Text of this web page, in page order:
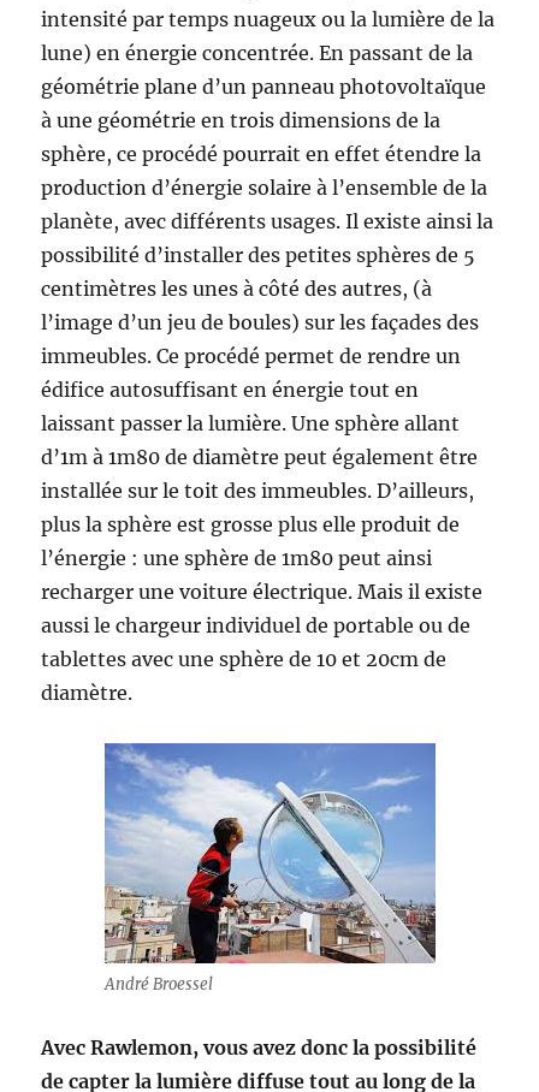
intensité par temps nuageux ou la lumière de la
lune) en énergie concentrée. En passant de la
géométrie plane d’un panneau photovoltaïque
à une géométrie en trois dimensions de la
sphère, ce procédé pourrait en effet étendre la
production d’énergie solaire à l’ensemble de la
planète, avec différents usages. Il existe ainsi la
possibilité d’installer des petites sphères de 5
centimètres les unes à côté des autres, (à
l’image d’un jeu de boules) sur les façades des
immeubles. Ce procédé permet de rendre un
édifice autosuffisant en énergie tout en
laissant passer la lumière. Une sphère allant
d’1m à 1m80 de diamètre peut également être
installée sur le toit des immeubles. D’ailleurs,
plus la sphère est grosse plus elle produit de
l’énergie : une sphère de 1m80 peut ainsi
recharger une voiture électrique. Mais il existe
aussi le chargeur individuel de portable ou de
tablettes avec une sphère de 10 et 20cm de
diamètre.
André Broessel
Avec Rawlemon, vous avez donc la possibilité
de capter la lumière diffuse tout au long de la